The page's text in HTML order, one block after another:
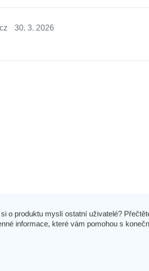
30. 3. 2026
o produktu myslí ostatní uživatelé?
informace, které vám pomohou s